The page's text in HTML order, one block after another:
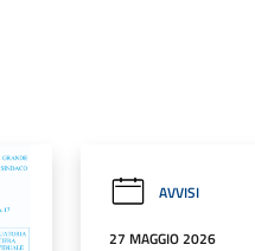
AVVISI
27 MAGGIO 2026